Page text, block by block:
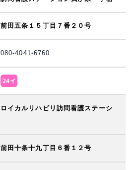
前田五条１５丁目７番２０号
080-4041-6760
ロイカルリハビリ訪問看護ステーシ
前田十条十九丁目６番１２号